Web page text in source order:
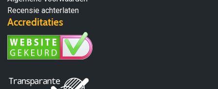
Recensie achterlaten
Accreditaties